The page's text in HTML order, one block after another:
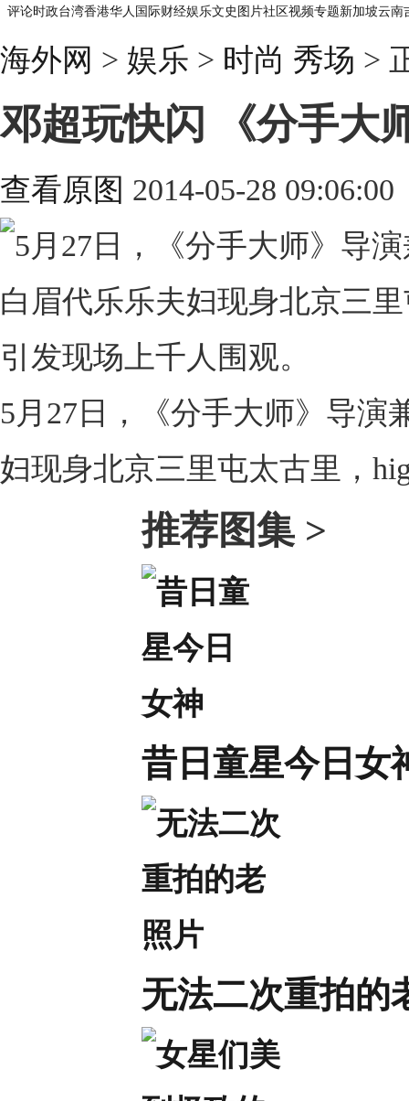
评论时政台湾香港华人 国际财经娱乐文史 图片社区视频专题新加坡云南
海外网 > 娱乐 > 时尚 秀场 >
邓超玩快闪 《分手大
查看原图 2014-05-28 09:06:00
5月27日，《分手大师》导演
妇现身北京三里屯太古里，
推荐图集 >
昔日童星今日女
无法二次重拍的